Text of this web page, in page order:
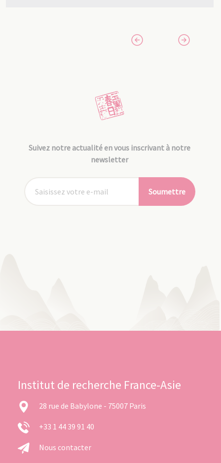
Suivez notre actualité en vous inscrivant à notre
newsletter
Soumettre
Institut de recherche France-Asie
28 rue de Babylone - 75007 Paris
+33 1 44 39 91 40
Nous contacter